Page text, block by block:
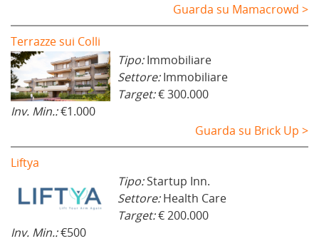
Guarda su Mamacrowd >
Terrazze sui Colli
Tipo:Immobiliare
Settore:Immobiliare
Target:€ 300.000
Inv. Min.:€1.000
Guarda su Brick Up >
Liftya
Tipo:Startup Inn.
Settore:Health Care
Target:€ 200.000
Inv. Min.:€500